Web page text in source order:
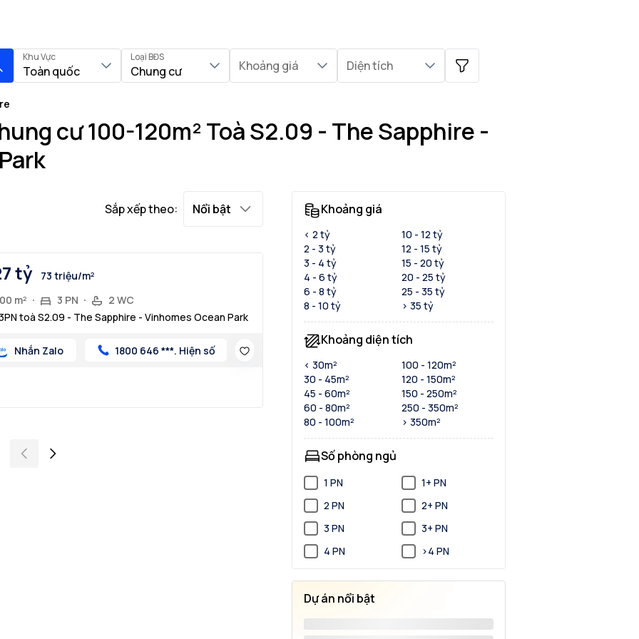
Khu Vực
Toàn quốc
Loại BĐS
Chung cư Khoảng giá Diện tích
cư 100-120m² Toà S2.09 - The Sapphire -
Sắp xếp theo: Nổi bật
tỷ
73 triệu/m²
m²
3 PN
2 WC
toà S2.09 - The Sapphire - Vinhomes Ocean Park
Nhắn Zalo 1800 646 ***. Hiện số
Khoảng giá
< 2 tỷ
2 - 3 tỷ
3 - 4 tỷ
4 - 6 tỷ
6 - 8 tỷ
8 - 10 tỷ
10 - 12 tỷ
12 - 15 tỷ
15 - 20 tỷ
20 - 25 tỷ
25 - 35 tỷ
> 35 tỷ
Khoảng diện tích
< 30m²
30 - 45m²
45 - 60m²
60 - 80m²
80 - 100m²
100 - 120m²
120 - 150m²
150 - 250m²
250 - 350m²
> 350m²
Số phòng ngủ
1 PN
1+ PN
2 PN
2+ PN
3 PN
3+ PN
4 PN
>4 PN
Dự án nổi bật